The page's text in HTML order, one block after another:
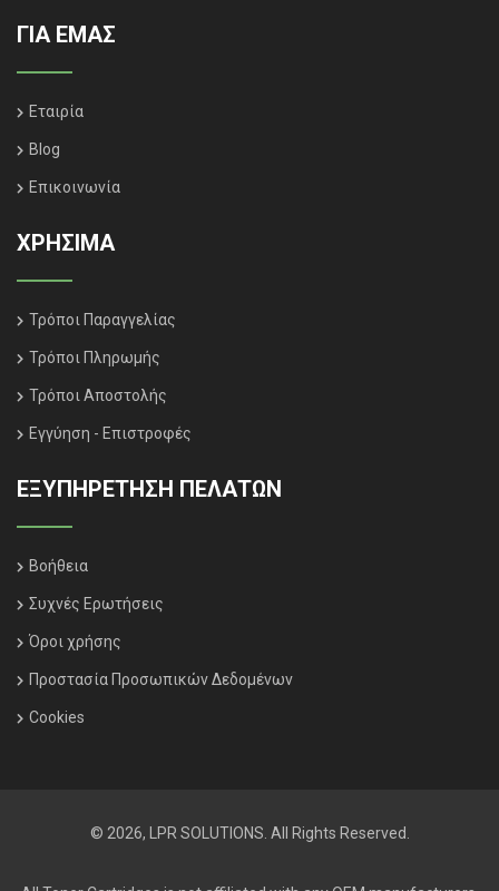
ΓΙΑ ΕΜΑΣ
Εταιρία
Blog
Επικοινωνία
ΧΡΗΣΙΜΑ
Τρόποι Παραγγελίας
Τρόποι Πληρωμής
Τρόποι Αποστολής
Εγγύηση - Επιστροφές
ΕΞΥΠΗΡΈΤΗΣΗ ΠΕΛΑΤΏΝ
Βοήθεια
Συχνές Ερωτήσεις
Όροι χρήσης
Προστασία Προσωπικών Δεδομένων
Cookies
© 2026, LPR SOLUTIONS. All Rights Reserved.